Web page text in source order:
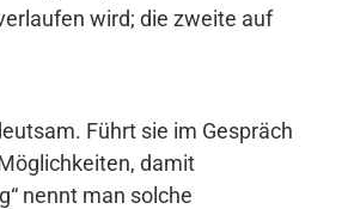
wird; die zweite auf
Führt sie im Gespräch
damit
nennt man solche